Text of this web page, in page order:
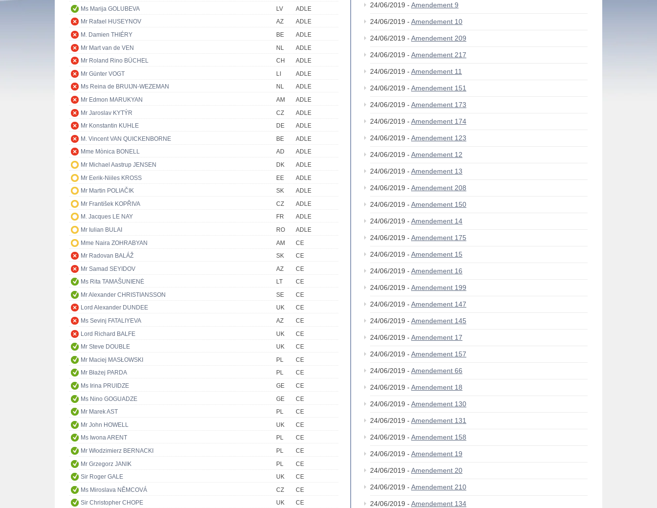
Ms Marija GOLUBEVA
LV
ADLE
Mr Rafael HUSEYNOV
AZ
ADLE
M. Damien THIÉRY
BE
ADLE
Mr Mart van de VEN
NL
ADLE
Mr Roland Rino BÜCHEL
CH
ADLE
Mr Günter VOGT
LI
ADLE
Ms Reina de BRUIJN-WEZEMAN
NL
ADLE
Mr Edmon MARUKYAN
AM
ADLE
Mr Jaroslav KYTÝR
CZ
ADLE
Mr Konstantin KUHLE
DE
ADLE
M. Vincent VAN QUICKENBORNE
BE
ADLE
Mme Mònica BONELL
AD
ADLE
Mr Michael Aastrup JENSEN
DK
ADLE
Mr Eerik-Niiles KROSS
EE
ADLE
Mr Martin POLIAČIK
SK
ADLE
Mr František KOPŘIVA
CZ
ADLE
M. Jacques LE NAY
FR
ADLE
Mr Iulian BULAI
RO
ADLE
Mme Naira ZOHRABYAN
AM
CE
Mr Radovan BALÁŽ
SK
CE
Mr Samad SEYIDOV
AZ
CE
Ms Rita TAMAŠUNIENĖ
LT
CE
Mr Alexander CHRISTIANSSON
SE
CE
Lord Alexander DUNDEE
UK
CE
Ms Sevinj FATALIYEVA
AZ
CE
Lord Richard BALFE
UK
CE
Mr Steve DOUBLE
UK
CE
Mr Maciej MASŁOWSKI
PL
CE
Mr Błażej PARDA
PL
CE
Ms Irina PRUIDZE
GE
CE
Ms Nino GOGUADZE
GE
CE
Mr Marek AST
PL
CE
Mr John HOWELL
UK
CE
Ms Iwona ARENT
PL
CE
Mr Włodzimierz BERNACKI
PL
CE
Mr Grzegorz JANIK
PL
CE
Sir Roger GALE
UK
CE
Ms Miroslava NĚMCOVÁ
CZ
CE
Sir Christopher CHOPE
UK
CE
24/06/2019 - Amendement 9
24/06/2019 - Amendement 10
24/06/2019 - Amendement 209
24/06/2019 - Amendement 217
24/06/2019 - Amendement 11
24/06/2019 - Amendement 151
24/06/2019 - Amendement 173
24/06/2019 - Amendement 174
24/06/2019 - Amendement 123
24/06/2019 - Amendement 12
24/06/2019 - Amendement 13
24/06/2019 - Amendement 208
24/06/2019 - Amendement 150
24/06/2019 - Amendement 14
24/06/2019 - Amendement 175
24/06/2019 - Amendement 15
24/06/2019 - Amendement 16
24/06/2019 - Amendement 199
24/06/2019 - Amendement 147
24/06/2019 - Amendement 145
24/06/2019 - Amendement 17
24/06/2019 - Amendement 157
24/06/2019 - Amendement 66
24/06/2019 - Amendement 18
24/06/2019 - Amendement 130
24/06/2019 - Amendement 131
24/06/2019 - Amendement 158
24/06/2019 - Amendement 19
24/06/2019 - Amendement 20
24/06/2019 - Amendement 210
24/06/2019 - Amendement 134